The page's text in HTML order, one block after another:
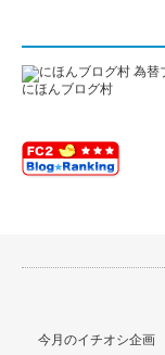
にほんブログ村
今月のイチオシ企画